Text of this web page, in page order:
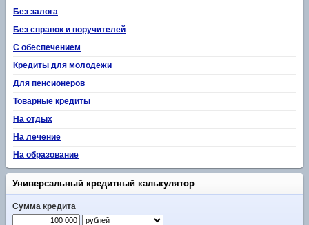
Без залога
Без справок и поручителей
С обеспечением
Кредиты для молодежи
Для пенсионеров
Товарные кредиты
На отдых
На лечение
На образование
Универсальный кредитный калькулятор
Сумма кредита